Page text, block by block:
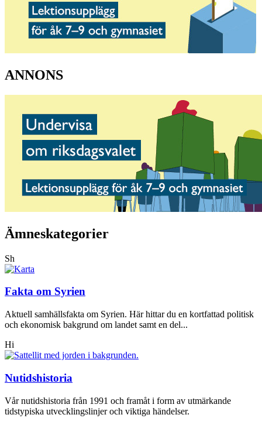
ANNONS
Ämneskategorier
Sh
Fakta om Syrien
Aktuell samhällsfakta om Syrien. Här hittar du en kortfattad politisk
och ekonomisk bakgrund om landet samt en del...
Hi
Nutidshistoria
Vår nutidshistoria från 1991 och framåt i form av utmärkande
tidstypiska utvecklingslinjer och viktiga händelser.